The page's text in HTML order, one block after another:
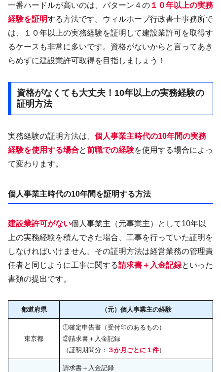
一番ハードルが高いのは、パターン４の １０年以上の実務
経験を証明する方法です。ウィルホープ行政書士事務所で
は、１０年以上の実務経験を証明して建設業許可を取得す
るケースも非常に多いです。資格がないからと言ってあき
らめずに建設業許可取得を目指しましょう！
資格がなくても大丈夫！10年以上の実務経験の
証明方法
実務経験の証明方法は、 個人事業主時代の10年間の実務
経験を使用する場合と前職での経験を使用する場合によっ
て変わります。
個人事業主時代の10年間を証明する方法
建設業許可がない個人事業主（元事業主）として10年以
上の実務経験を積んできた場合、工事を行っていた証明を
しなければいけません。その証明方法は経営業務の管理責
任者と同じように工事に関する請求書＋入金記録といった
書類の提出です。
都道府県 （元）個人事業主の経験
東京都
①確定申告書（受付印のあるもの）
②請求書＋入金記録
（証明期間分： ３か月ごとに１件）
請求書＋入金記録